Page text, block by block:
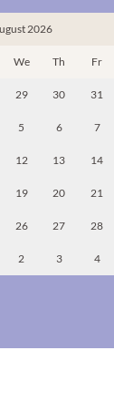
2026
We Th Fr
29 30 31
5 6 7
12 13 14
19 20 21
26 27 28
2 3 4